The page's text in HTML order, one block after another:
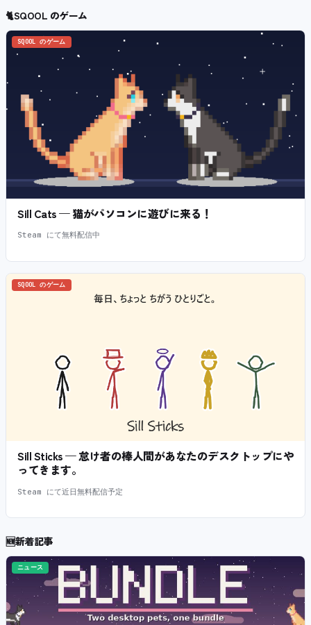
🐈SQOOL のゲーム
SQOOL のゲーム
Sill Cats — 猫がパソコンに遊びに来る！
Steam にて無料配信中
SQOOL のゲーム
Sill Sticks — 怠け者の棒人間があなたのデスクトップにや
ってきます。
Steam にて近日無料配信予定
🆕新着記事
ニュース